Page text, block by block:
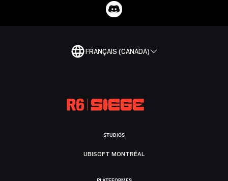
FRANÇAIS (CANADA)
STUDIOS
UBISOFT MONTRÉAL